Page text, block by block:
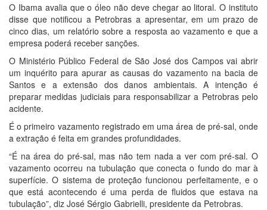
O Ibama avalia que o óleo não deve chegar ao litoral. O instituto
disse que notificou a Petrobras a apresentar, em um prazo de
cinco dias, um relatório sobre a resposta ao vazamento e que a
empresa poderá receber sanções.
O Ministério Público Federal de São José dos Campos vai abrir
um inquérito para apurar as causas do vazamento na bacia de
Santos e a extensão dos danos ambientais. A intenção é
preparar medidas judiciais para responsabilizar a Petrobras pelo
acidente.
É o primeiro vazamento registrado em uma área de pré-sal, onde
a extração é feita em grandes profundidades.
“É na área do pré-sal, mas não tem nada a ver com pré-sal. O
vazamento ocorreu na tubulação que conecta o fundo do mar à
superfície. O sistema de proteção funcionou perfeitamente, e o
que está acontecendo é uma perda de fluidos que estava na
tubulação”, diz José Sérgio Gabrielli, presidente da Petrobras.